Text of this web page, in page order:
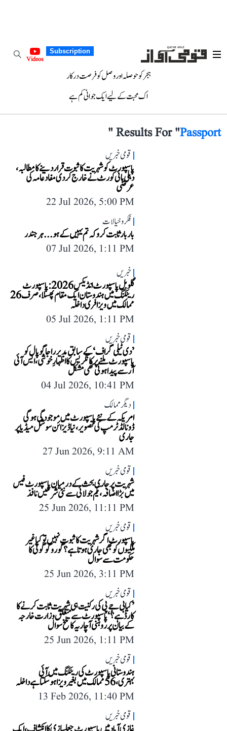
Subscription
Videos
ہجر کو حوصلہ اور وصل کو فرصت درکار
اک محبت کے لیے ایک جوانی کم ہے
Results For "Passport
"
قومی خبریں
پاسپورٹ کو شہریت کا ثبوت قرار دینے کا مطالبہ،
دہلی ہائی کورٹ نے خارج کر دی مفاد عامہ کی
عرضی
22 Jul 2026, 5:00 PM
فکر و خیالات
بار بار ثابت کرو کہ تم یہیں کے ہو... ہرجندر
07 Jul 2026, 1:11 PM
خبریں
گلوبل پاسپورٹ انڈیکس 2026: پاسپورٹ
رینکنگ میں ہندوستان ایک مقام پھسلا، صرف 26
ممالک میں ویزا فری داخلہ
05 Jul 2026, 1:11 PM
قومی خبریں
’دی ٹیلی گراف‘ کے سابق مدیر راجاگوپال کو
پاسپورٹ ملنے پر کانگریس کا اظہارِ خوشی، ایس آئی
آر سے پیدا ہوئی تھی مشکل
04 Jul 2026, 10:41 PM
دیگر ممالک
امریکہ کے نئے پاسپورٹ میں موجودگی ہوگی
ڈونالڈ ٹرمپ کی تصویر، نیا ڈیزائن سوشل میڈیا پر
جاری
27 Jun 2026, 9:11 AM
قومی خبریں
شہریت پر جاری بحث کے درمیان پاسپورٹ فیس
میں بڑا اضافہ، یکم جولائی سے نئی شرحیں نافذ
25 Jun 2026, 11:11 PM
قومی خبریں
پاسپورٹ اگر شہریت کا ثبوت نہیں تو کیا غیر
ملکیوں کو بھی جاری ہوتا ہے؟ گورو گوگوئی کا
حکومت سے سوال
25 Jun 2026, 3:11 PM
قومی خبریں
’کیا بی جے پی کی رکنیت ہی شہریت ثابت کرنے کا
کارڈ ہے؟‘ پاسپورٹ سے متعلق وزارت خارجہ
کے بیان پر روہنی آچاریہ کا تلخ سوال
25 Jun 2026, 1:11 PM
قومی خبریں
ہندوستانی پاسپورٹ کی رینکنگ میں آئی
بہتری، 56 ممالک میں بغیر ویزا ہو سکتا ہے داخلہ
13 Feb 2026, 11:40 PM
قومی خبریں